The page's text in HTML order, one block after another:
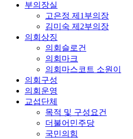
부의장실
고은정 제1부의장
김미숙 제2부의장
의회상징
의회슬로건
의회마크
의회마스코트 소원이
의회구성
의회운영
교섭단체
목적 및 구성요건
더불어민주당
국민의힘